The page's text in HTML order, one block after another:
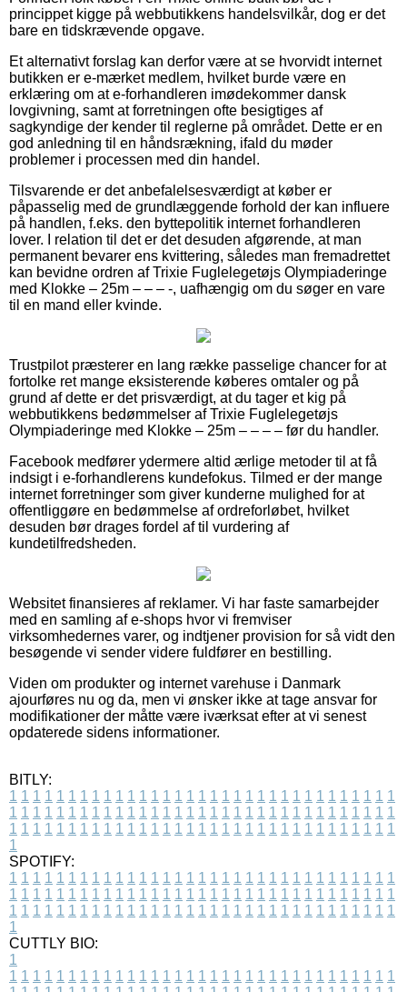
princippet kigge på webbutikkens handelsvilkår, dog er det
bare en tidskrævende opgave.
Et alternativt forslag kan derfor være at se hvorvidt internet
butikken er e-mærket medlem, hvilket burde være en
erklæring om at e-forhandleren imødekommer dansk
lovgivning, samt at forretningen ofte besigtiges af
sagkyndige der kender til reglerne på området. Dette er en
god anledning til en håndsrækning, ifald du møder
problemer i processen med din handel.
Tilsvarende er det anbefalelsesværdigt at køber er
påpasselig med de grundlæggende forhold der kan influere
på handlen, f.eks. den byttepolitik internet forhandleren
lover. I relation til det er det desuden afgørende, at man
permanent bevarer ens kvittering, således man fremadrettet
kan bevidne ordren af Trixie Fuglelegetøjs Olympiaderinge
med Klokke – 25m – – – -, uafhængig om du søger en vare
til en mand eller kvinde.
Trustpilot præsterer en lang række passelige chancer for at
fortolke ret mange eksisterende køberes omtaler og på
grund af dette er det prisværdigt, at du tager et kig på
webbutikkens bedømmelser af Trixie Fuglelegetøjs
Olympiaderinge med Klokke – 25m – – – – før du handler.
Facebook medfører ydermere altid ærlige metoder til at få
indsigt i e-forhandlerens kundefokus. Tilmed er der mange
internet forretninger som giver kunderne mulighed for at
offentliggøre en bedømmelse af ordreforløbet, hvilket
desuden bør drages fordel af til vurdering af
kundetilfredsheden.
Websitet finansieres af reklamer. Vi har faste samarbejder
med en samling af e-shops hvor vi fremviser
virksomhedernes varer, og indtjener provision for så vidt den
besøgende vi sender videre fuldfører en bestilling.
Viden om produkter og internet varehuse i Danmark
ajourføres nu og da, men vi ønsker ikke at tage ansvar for
modifikationer der måtte være iværksat efter at vi senest
opdaterede sidens informationer.
BITLY:
1 1 1 1 1 1 1 1 1 1 1 1 1 1 1 1 1 1 1 1 1 1 1 1 1 1 1 1 1 1 1 1 1
1 1 1 1 1 1 1 1 1 1 1 1 1 1 1 1 1 1 1 1 1 1 1 1 1 1 1 1 1 1 1 1 1
1 1 1 1 1 1 1 1 1 1 1 1 1 1 1 1 1 1 1 1 1 1 1 1 1 1 1 1 1 1 1 1 1
1
SPOTIFY:
1 1 1 1 1 1 1 1 1 1 1 1 1 1 1 1 1 1 1 1 1 1 1 1 1 1 1 1 1 1 1 1 1
1 1 1 1 1 1 1 1 1 1 1 1 1 1 1 1 1 1 1 1 1 1 1 1 1 1 1 1 1 1 1 1 1
1 1 1 1 1 1 1 1 1 1 1 1 1 1 1 1 1 1 1 1 1 1 1 1 1 1 1 1 1 1 1 1 1
1
CUTTLY BIO:
1
1 1 1 1 1 1 1 1 1 1 1 1 1 1 1 1 1 1 1 1 1 1 1 1 1 1 1 1 1 1 1 1 1